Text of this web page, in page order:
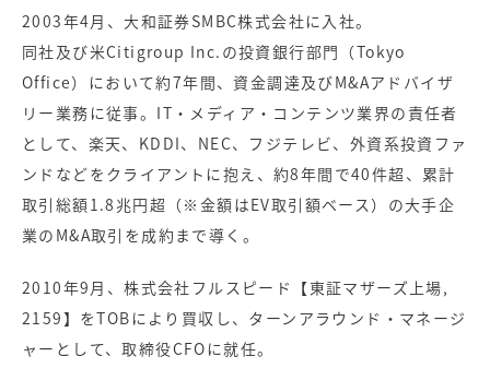
2003年4月、大和証券SMBC株式会社に入社。
同社及び米Citigroup Inc.の投資銀行部門（Tokyo
Office）において約7年間、資金調達及びM&Aアドバイザ
リー業務に従事。IT・メディア・コンテンツ業界の責任者
として、楽天、KDDI、NEC、フジテレビ、外資系投資ファ
ンドなどをクライアントに抱え、約8年間で40件超、累計
取引総額1.8兆円超（※金額はEV取引額ベース）の大手企
業のM&A取引を成約まで導く。
2010年9月、株式会社フルスピード【東証マザーズ上場,
2159】をTOBにより買収し、ターンアラウンド・マネージ
ャーとして、取締役CFOに就任。